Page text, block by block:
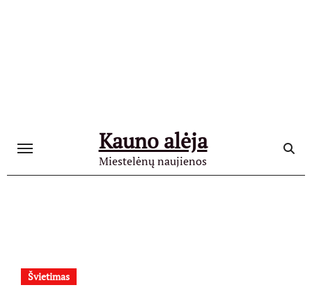
Kauno alėja
Miestelėnų naujienos
Švietimas